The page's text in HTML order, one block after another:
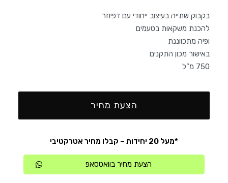
בקבוק שתייה בעיצוב ייחודי עם דפיוזר
להכנת משקאות בטעמים
ופיה מתכווננת
באישור מכון התקנים
750 מ”ל
הצעת מחיר
*מעל 20 יחידות – קבלו מחיר אטרקטיבי
הצעת מחיר בוואטסאפ